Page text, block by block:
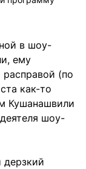
в шоу-
ему
(по
как-то
Кушанашвили
шоу-